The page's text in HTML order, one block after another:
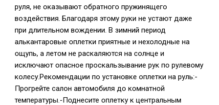
руля, не оказывают обратного пружинящего
воздействия. Благодаря этому руки не устают даже
при длительном вождении. В зимний период
алькантаровые оплетки приятные и нехолодные на
ощупь, а летом не раскаляются на солнце и
исключают опасное проскальзывание рук по рулевому
колесу.Рекомендации по установке оплетки на руль:-
Прогрейте салон автомобиля до комнатной
температуры.-Поднесите оплетку к центральным